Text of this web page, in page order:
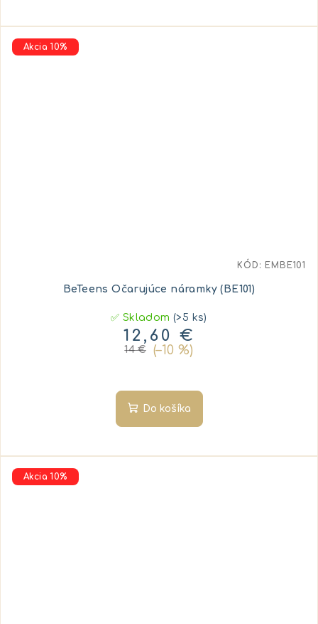
Akcia 10%
BeTeens Očarujúce náramky (BE101)
✅ Skladom(>5 ks)
12,60 €
14 € (–10 %)
Do košíka
KÓD: EMBE101
Akcia 10%